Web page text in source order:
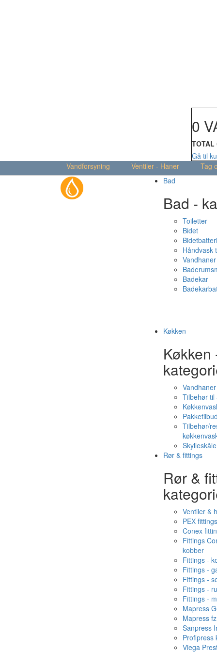
0
TOTAL
Gå til
Vandforsyning
Ventiler - Haner
Tag
Bad
Bad -
Toiletter
Bidet
Håndvask
Badekar
Køkken
Køkken
Vandhaner
Tilbehør
Tilbehør/
Rør & fittings
Rør &
Ventiler &
PEX fittings
Conex
Fittings
kobber
Fittings -
Fittings -
Fittings -
Fittings -
Fittings -
Mapress
Mapress fz
Sanpress
Profipress
Viega